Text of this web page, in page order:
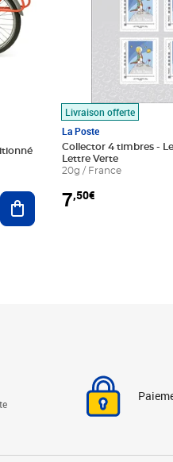
Ajouter au panier
Livraison offerte
La Poste
Collector 4 timbres -
Lettre Verte
20g / France
7,50€